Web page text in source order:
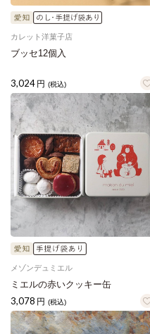
カレット洋菓子店
ブッセ12個入
3,024 円 (税込)
メゾンデュミエル
ミエルの赤いクッキー缶
3,078 円 (税込)